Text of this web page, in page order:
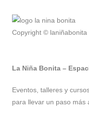
Copyright © laniñabonita
La Niña Bonita –
Eventos, talleres y
para llevar un paso más